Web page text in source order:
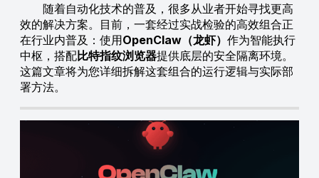
随着自动化技术的普及，很多从业者开始寻找更高
效的解决方案。目前，一套经过实战检验的高效组合正
在行业内普及：使用OpenClaw（龙虾） 作为智能执行
中枢，搭配比特指纹浏览器提供底层的安全隔离环境。
这篇文章将为您详细拆解这套组合的运行逻辑与实际部
署方法。